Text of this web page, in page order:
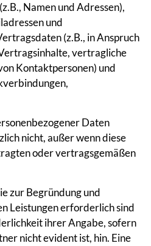
Namen und Adressen),
und
(z.B., in Anspruch
vertragliche
Kontaktpersonen) und
Daten
nicht, außer wenn diese
oder vertragsgemäßen
zur Begründung und
Leistungen erforderlich sind
ihrer Angabe, sofern
nicht evident ist, hin. Eine